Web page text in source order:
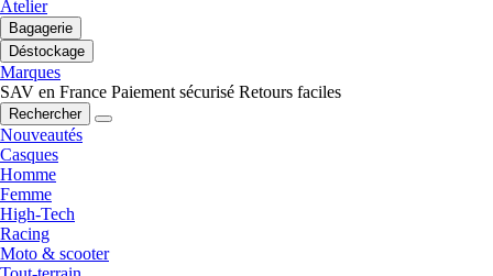
Atelier
Bagagerie
Déstockage
Marques
SAV en France Paiement sécurisé Retours faciles
Rechercher
Nouveautés
Casques
Homme
Femme
High-Tech
Racing
Moto & scooter